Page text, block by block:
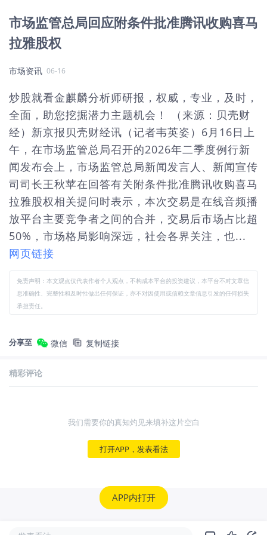
市场监管总局回应附条件批准腾讯收购喜马
拉雅股权
市场资讯 06-16
炒股就看金麒麟分析师研报，权威，专业，及时，
全面，助您挖掘潜力主题机会！ （来源：贝壳财
经）新京报贝壳财经讯（记者韦英姿）6月16日上
午，在市场监管总局召开的2026年二季度例行新
闻发布会上，市场监管总局新闻发言人、新闻宣传
司司长王秋苹在回答有关附条件批准腾讯收购喜马
拉雅股权相关提问时表示，本次交易是在线音频播
放平台主要竞争者之间的合并，交易后市场占比超
50%，市场格局影响深远，社会各界关注，也...
网页链接
免责声明：本文观点仅代表作者个人观点，不构成本平台的投资建议，本平台不对文章信
息准确性、完整性和及时性做出任何保证，亦不对因使用或信赖文章信息引发的任何损失
承担责任。
分享至 微信 复制链接
精彩评论
我们需要你的真知灼见来填补这片空白
打开APP，发表看法
APP内打开